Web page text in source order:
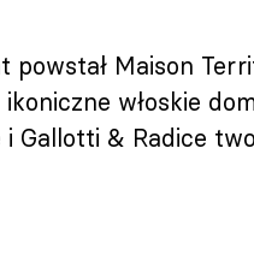
powstał Maison
włoskie
Gallotti & Radice